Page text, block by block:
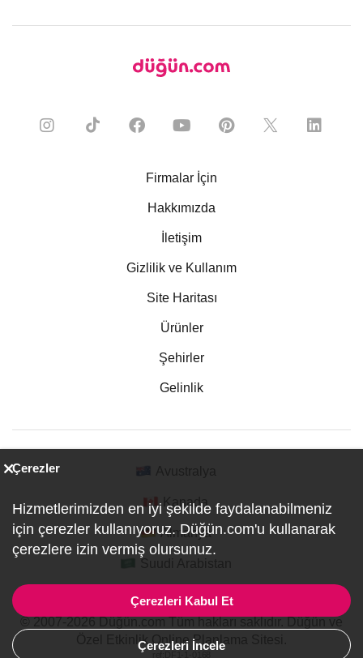
Firmalar İçin
Hakkımızda
İletişim
Gizlilik ve Kullanım
Site Haritası
Ürünler
Şehirler
Gelinlik
Kanada
Almanya
Özel Etkinlik Online Planlama Sitesi.
Çerezler
Hizmetlerimizden en iyi şekilde faydalanabilmeniz
için çerezler kullanıyoruz. Düğün.com'u kullanarak
çerezlere izin vermiş olursunuz.
Çerezleri Kabul Et
Çerezleri İncele